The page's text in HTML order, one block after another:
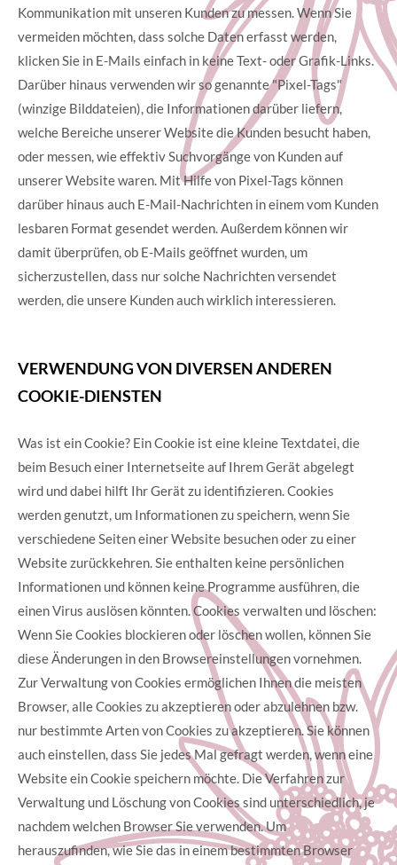
Kommunikation mit unseren Kunden zu messen. Wenn Sie
vermeiden möchten, dass solche Daten erfasst werden,
klicken Sie in E-Mails einfach in keine Text- oder Grafik-Links.
Darüber hinaus verwenden wir so genannte "Pixel-Tags"
(winzige Bilddateien), die Informationen darüber liefern,
welche Bereiche unserer Website die Kunden besucht haben,
oder messen, wie effektiv Suchvorgänge von Kunden auf
unserer Website waren. Mit Hilfe von Pixel-Tags können
darüber hinaus auch E-Mail-Nachrichten in einem vom Kunden
lesbaren Format gesendet werden. Außerdem können wir
damit überprüfen, ob E-Mails geöffnet wurden, um
sicherzustellen, dass nur solche Nachrichten versendet
werden, die unsere Kunden auch wirklich interessieren.
VERWENDUNG VON DIVERSEN ANDEREN
COOKIE-DIENSTEN
Was ist ein Cookie? Ein Cookie ist eine kleine Textdatei, die
beim Besuch einer Internetseite auf Ihrem Gerät abgelegt
wird und dabei hilft Ihr Gerät zu identifizieren. Cookies
werden genutzt, um Informationen zu speichern, wenn Sie
verschiedene Seiten einer Website besuchen oder zu einer
Website zurückkehren. Sie enthalten keine persönlichen
Informationen und können keine Programme ausführen, die
einen Virus auslösen könnten. Cookies verwalten und löschen:
Wenn Sie Cookies blockieren oder löschen wollen, können Sie
diese Änderungen in den Browsereinstellungen vornehmen.
Zur Verwaltung von Cookies ermöglichen Ihnen die meisten
Browser, alle Cookies zu akzeptieren oder abzulehnen bzw.
nur bestimmte Arten von Cookies zu akzeptieren. Sie können
auch einstellen, dass Sie jedes Mal gefragt werden, wenn eine
Website ein Cookie speichern möchte. Die Verfahren zur
Verwaltung und Löschung von Cookies sind unterschiedlich, je
nachdem welchen Browser Sie verwenden. Um
herauszufinden, wie Sie das in einem bestimmten Browser